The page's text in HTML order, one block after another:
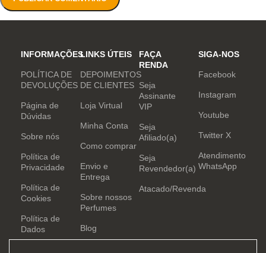
INFORMAÇÕES
POLÍTICA DE
DEVOLUÇÕES
Página de
Dúvidas
Sobre nós
Política de
Privacidade
Política de
Cookies
Política de
Dados
LINKS ÚTEIS
DEPOIMENTOS
DE CLIENTES
Loja Virtual
Minha Conta
Como comprar
Envio e
Entrega
Sobre nossos
Perfumes
Blog
FAÇA
RENDA
Seja
Assinante
VIP
Seja
Afiliado(a)
Seja
Revendedor(a)
Atacado/Revenda
SIGA-NOS
Facebook
Instagram
Youtube
Twitter X
Atendimento
WhatsApp